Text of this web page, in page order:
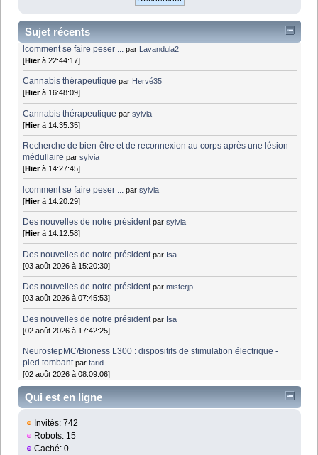
Sujet récents
lcomment se faire peser ... par Lavandula2
[Hierà 22:44:17]
Cannabis thérapeutique par Hervé35
[Hierà 16:48:09]
Cannabis thérapeutique parsylvia
[Hierà 14:35:35]
Recherche de bien-être et de reconnexion au corps après une lésion
médullaire parsylvia
[Hierà 14:27:45]
lcomment se faire peser ... parsylvia
[Hierà 14:20:29]
Des nouvelles de notre président parsylvia
[Hierà 14:12:58]
Des nouvelles de notre président par Isa
[03 août 2026 à 15:20:30]
Des nouvelles de notre président parmisterjp
[03 août 2026 à 07:45:53]
Des nouvelles de notre président par Isa
[02 août 2026 à 17:42:25]
NeurostepMC/Bioness L300 : dispositifs de stimulation électrique -
pied tombant parfarid
[02 août 2026 à 08:09:06]
Qui est en ligne
Invités: 742
Robots: 15
Caché: 0